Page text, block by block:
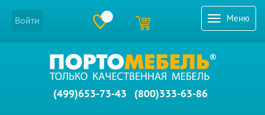
Меню
Войти
(499)653-73-43 (800)333-63-86